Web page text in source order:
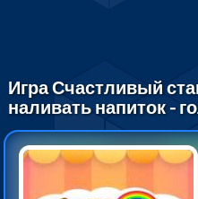
Игра Счастливый
наливать напиток -